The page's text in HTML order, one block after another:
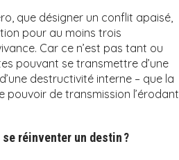
que désigner un conflit apaisé,
pour au moins trois
Car ce n’est pas tant ou
pouvant se transmettre d’une
destructivité interne – que la
pouvoir de transmission l’érodant
réinventer un destin ?